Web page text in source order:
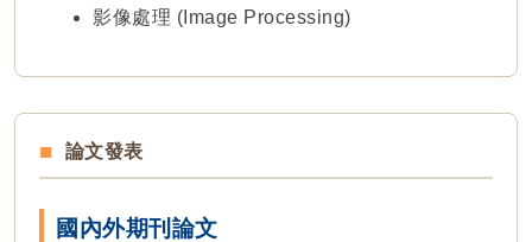
影像處理 (Image Processing)
論文發表
國內外期刊論文